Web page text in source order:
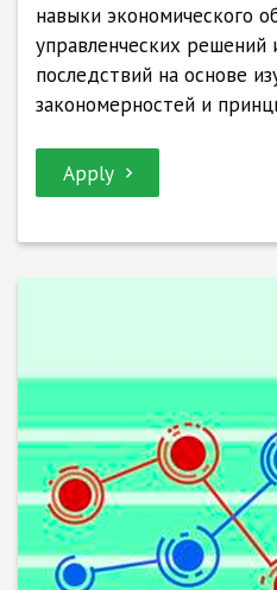
навыки экономического
управленческих решений
последствий на основе
закономерностей и
Apply